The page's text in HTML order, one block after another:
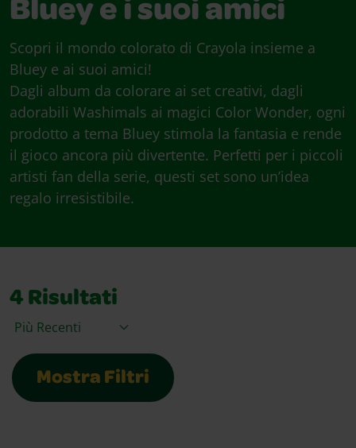
Bluey e i suoi amici
Scopri il mondo colorato di Crayola insieme a
Bluey e ai suoi amici!
Dagli album da colorare ai set creativi, dagli
adorabili Washimals ai magici Color Wonder, ogni
prodotto a tema Bluey stimola la fantasia e rende
il gioco ancora più divertente. Perfetti per i piccoli
artisti fan della serie, questi set sono un’idea
regalo irresistibile.
4 Risultati
Ordina per
Mostra Filtri